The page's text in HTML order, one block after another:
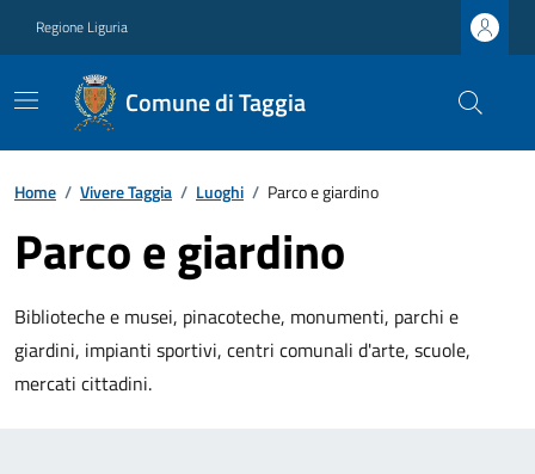
Regione Liguria
Comune di Taggia
Home / Vivere Taggia / Luoghi / Parco e giardino
Parco e giardino
Biblioteche e musei, pinacoteche, monumenti, parchi e
giardini, impianti sportivi, centri comunali d'arte, scuole,
mercati cittadini.